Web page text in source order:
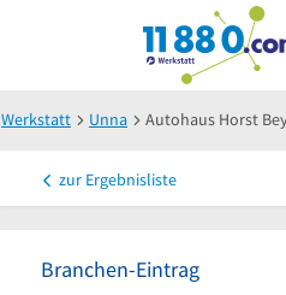
Werkstatt Unna Autohaus Horst
zur Ergebnisliste
Branchen-Eintrag